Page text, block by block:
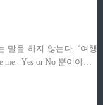
말을 하지 않는다. ‘여행
me.. Yes or No 뿐이야…